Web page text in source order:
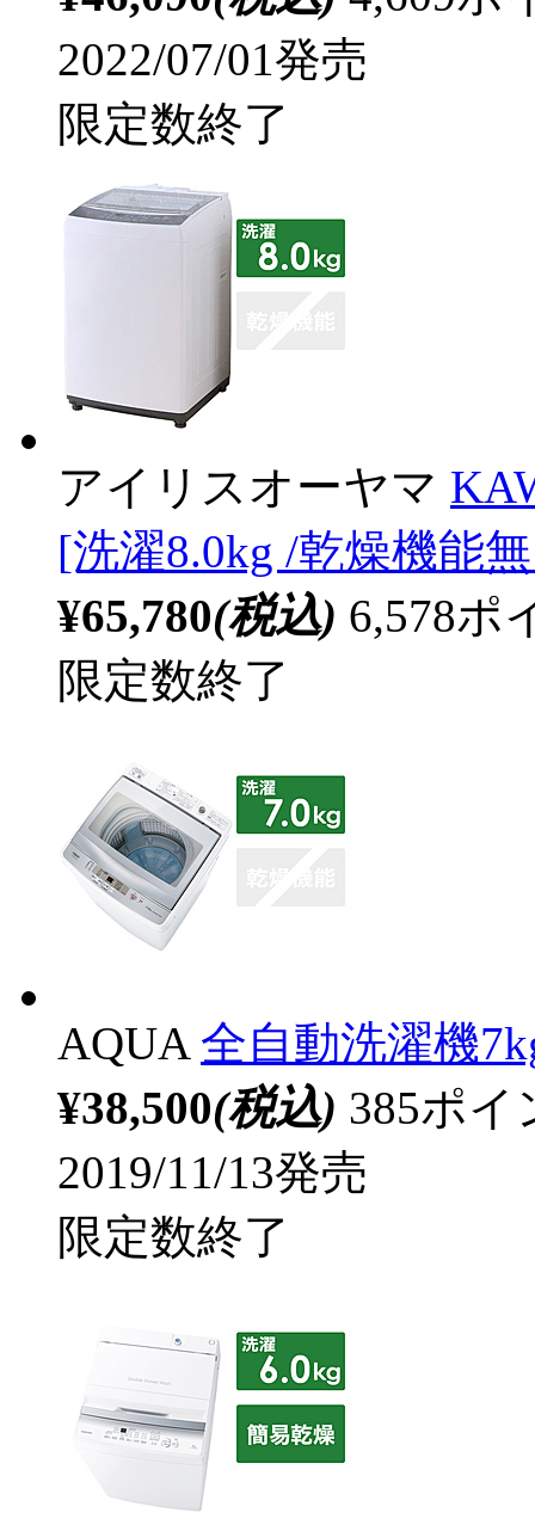
2022/07/01発売
限定数終了
アイリスオーヤマ
[洗濯8.0kg /乾燥機能
¥65,780(税込) 6,578ポ
限定数終了
AQUA 全自動洗濯機
¥38,500(税込) 385ポ
2019/11/13発売
限定数終了